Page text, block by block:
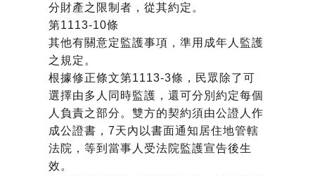
分財產之限制者，從其約定。
第1113-10條
其他有關意定監護事項，準用成年人監護
之規定。
根據修正條文第1113-3條，民眾除了可
選擇由多人同時監護，還可分別約定每個
人負責之部分。雙方的契約須由公證人作
成公證書，7天內以書面通知居住地管轄
法院，等到當事人受法院監護宣告後生
效。